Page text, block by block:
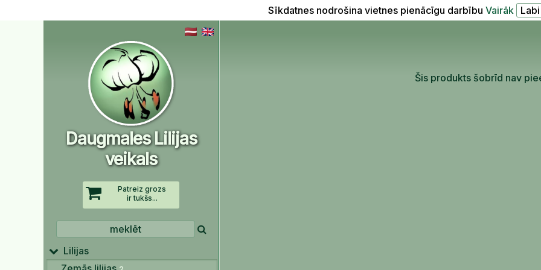
Sīkdatnes nodrošina vietnes pienācīgu darbību Vairāk
Daugmales Lilijas
veikals
Patreiz grozs
ir tukšs...
Lilijas
Šis produkts šobrīd nav